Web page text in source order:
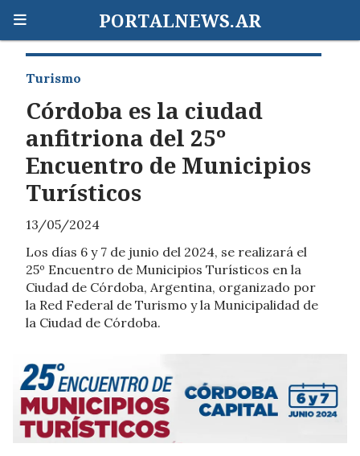
PORTALNEWS.AR
Córdoba es la ciudad
anfitriona del 25º
Encuentro de Municipios
Turísticos
Los días 6 y 7 de junio del 2024, se realizará el
25º Encuentro de Municipios Turísticos en la
Ciudad de Córdoba, Argentina, organizado por
la Red Federal de Turismo y la Municipalidad de
la Ciudad de Córdoba.
Turismo
13/05/2024